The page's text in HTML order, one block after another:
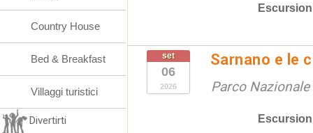
set
06
2026
Sarnano e le
Parco
Country House
Bed & Breakfast
Villaggi turistici
Divertirti